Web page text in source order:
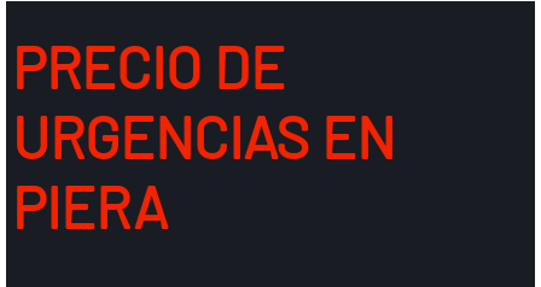
PRECIO DE
URGENCIAS EN
PIERA